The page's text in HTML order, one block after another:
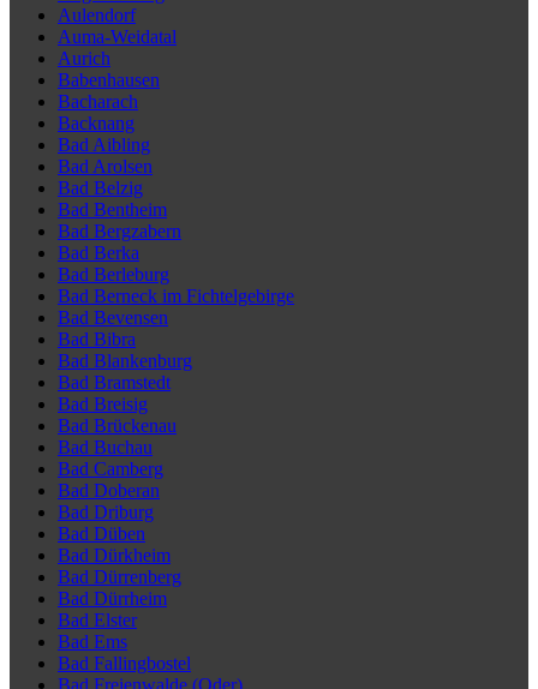
Aulendorf
Auma-Weidatal
Aurich
Babenhausen
Bacharach
Backnang
Bad Aibling
Bad Arolsen
Bad Belzig
Bad Bentheim
Bad Bergzabern
Bad Berka
Bad Berleburg
Bad Berneck im Fichtelgebirge
Bad Bevensen
Bad Bibra
Bad Blankenburg
Bad Bramstedt
Bad Breisig
Bad Brückenau
Bad Buchau
Bad Camberg
Bad Doberan
Bad Driburg
Bad Düben
Bad Dürkheim
Bad Dürrenberg
Bad Dürrheim
Bad Elster
Bad Ems
Bad Fallingbostel